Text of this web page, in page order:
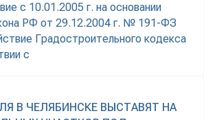
с 10.01.2005 г. на основании
РФ от 29.12.2004 г. № 191-ФЗ
Градостроительного кодекса
с
В ЧЕЛЯБИНСКЕ ВЫСТАВЯТ НА